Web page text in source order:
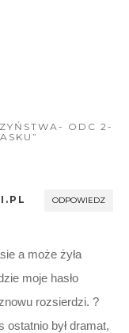
ODC 2-
ODPOWIEDZ
a może żyła
moje hasło
rozsierdzi. ?
ostatnio był dramat,